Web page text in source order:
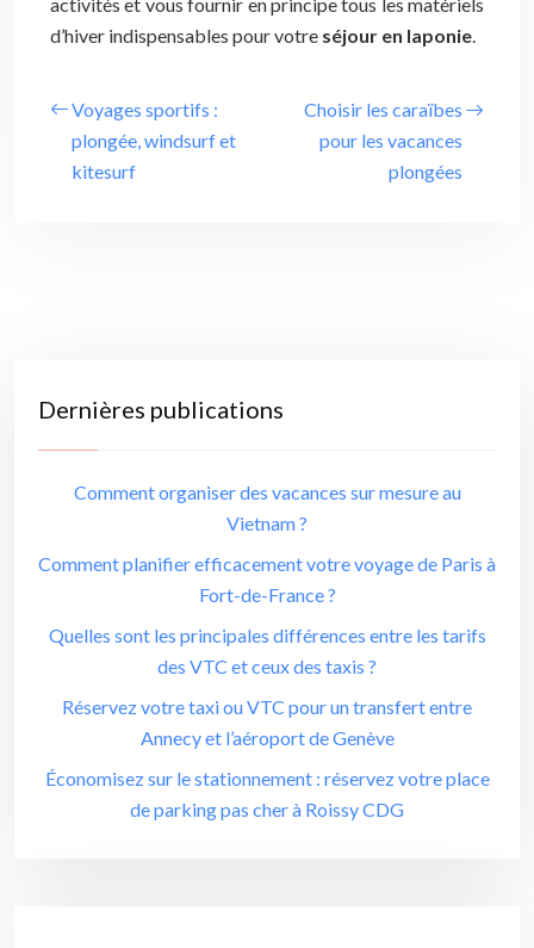
d’hiver indispensables pour votre séjour en laponie.
Voyages sportifs :
plongée, windsurf et
kitesurf
Choisir les caraïbes
pour les vacances
plongées
Dernières publications
Comment organiser des vacances sur mesure au
Vietnam ?
Comment planifier efficacement votre voyage de Paris à
Fort-de-France ?
Quelles sont les principales différences entre les tarifs
des VTC et ceux des taxis ?
Réservez votre taxi ou VTC pour un transfert entre
Annecy et l’aéroport de Genève
Économisez sur le stationnement : réservez votre place
de parking pas cher à Roissy CDG